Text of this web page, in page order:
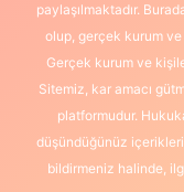
paylaşılmaktadır.
olup, gerçek kurum ve
Gerçek kurum ve
Sitemiz, kar amacı
platformudur.
düşündüğünüz
bildirmeniz halinde,